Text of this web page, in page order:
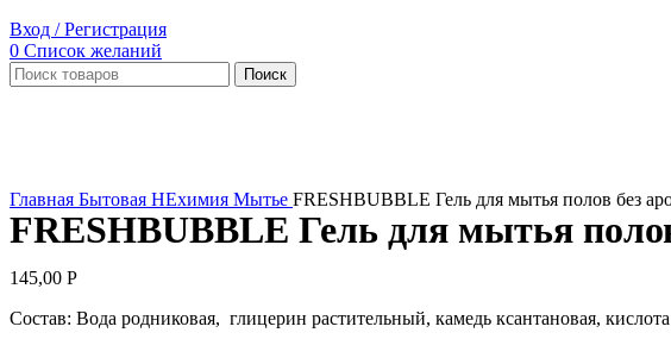
Вход / Регистрация
0 Список желаний
Поиск
Главная Бытовая НЕхимия Мытье FRESHBUBBLE Гель для мытья полов без
FRESHBUBBLE Гель для мытья
145,00 Р
Состав: Вода родниковая, глицерин растительный, камедь ксантановая,